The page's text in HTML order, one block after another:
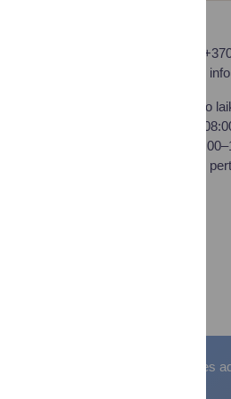
Tel.:
Darbo
I–IV
V
Pietų
© Druskininkų savivaldybės